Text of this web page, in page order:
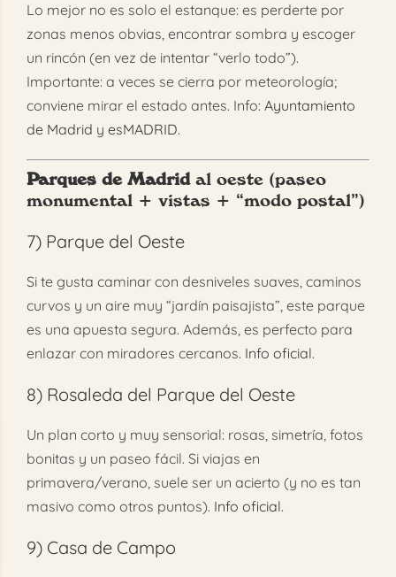
Lo mejor no es solo el estanque: es perderte por
zonas menos obvias, encontrar sombra y escoger
un rincón (en vez de intentar “verlo todo”).
Importante: a veces se cierra por meteorología;
conviene mirar el estado antes. Info: Ayuntamiento
de Madrid y esMADRID.
Parques de Madridal oeste (paseo
monumental + vistas + “modo postal”)
7) Parque del Oeste
Si te gusta caminar con desniveles suaves, caminos
curvos y un aire muy “jardín paisajista”, este parque
es una apuesta segura. Además, es perfecto para
enlazar con miradores cercanos. Info oficial.
8) Rosaleda del Parque del Oeste
Un plan corto y muy sensorial: rosas, simetría, fotos
bonitas y un paseo fácil. Si viajas en
primavera/verano, suele ser un acierto (y no es tan
masivo como otros puntos). Info oficial.
9) Casa de Campo